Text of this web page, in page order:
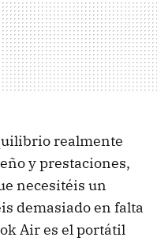
realmente
y prestaciones,
necesitéis un
demasiado en falta
Air es el portátil